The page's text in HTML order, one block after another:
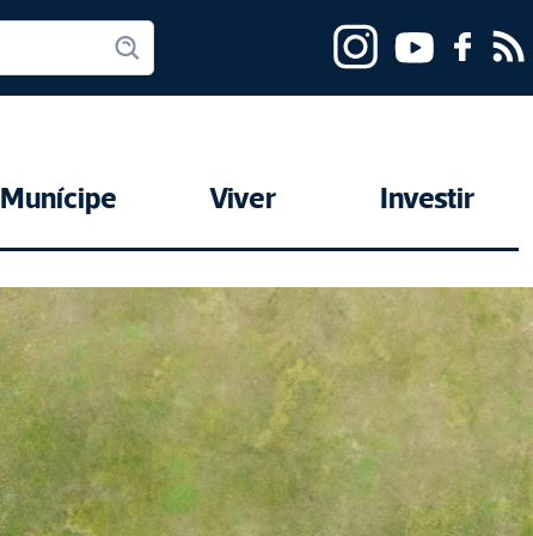
Munícipe Viver Investir